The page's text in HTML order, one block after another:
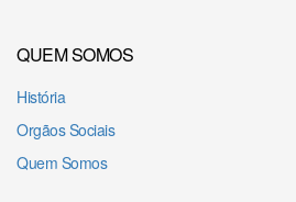
QUEM SOMOS
História
Orgãos Sociais
Quem Somos